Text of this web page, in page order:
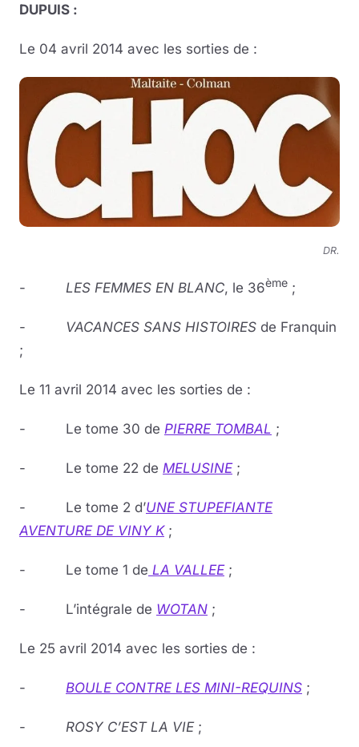
DUPUIS :
Le 04 avril 2014 avec les sorties de :
DR.
- LES FEMMES EN BLANC, le 36ème ;
- VACANCES SANS HISTOIRES de Franquin
;
Le 11 avril 2014 avec les sorties de :
- Le tome 30 de PIERRE TOMBAL ;
- Le tome 22 de MELUSINE;
- Le tome 2 d’UNE STUPEFIANTE
AVENTURE DE VINY K;
- Le tome 1 de LA VALLEE;
- L’intégrale de WOTAN ;
Le 25 avril 2014 avec les sorties de :
- BOULE CONTRE LES MINI-REQUINS ;
- ROSY C’EST LA VIE;